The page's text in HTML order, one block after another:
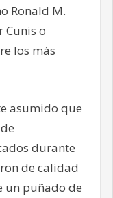
Ronald M.
Cunis o
los más
asumido que
durante
de calidad
un puñado de